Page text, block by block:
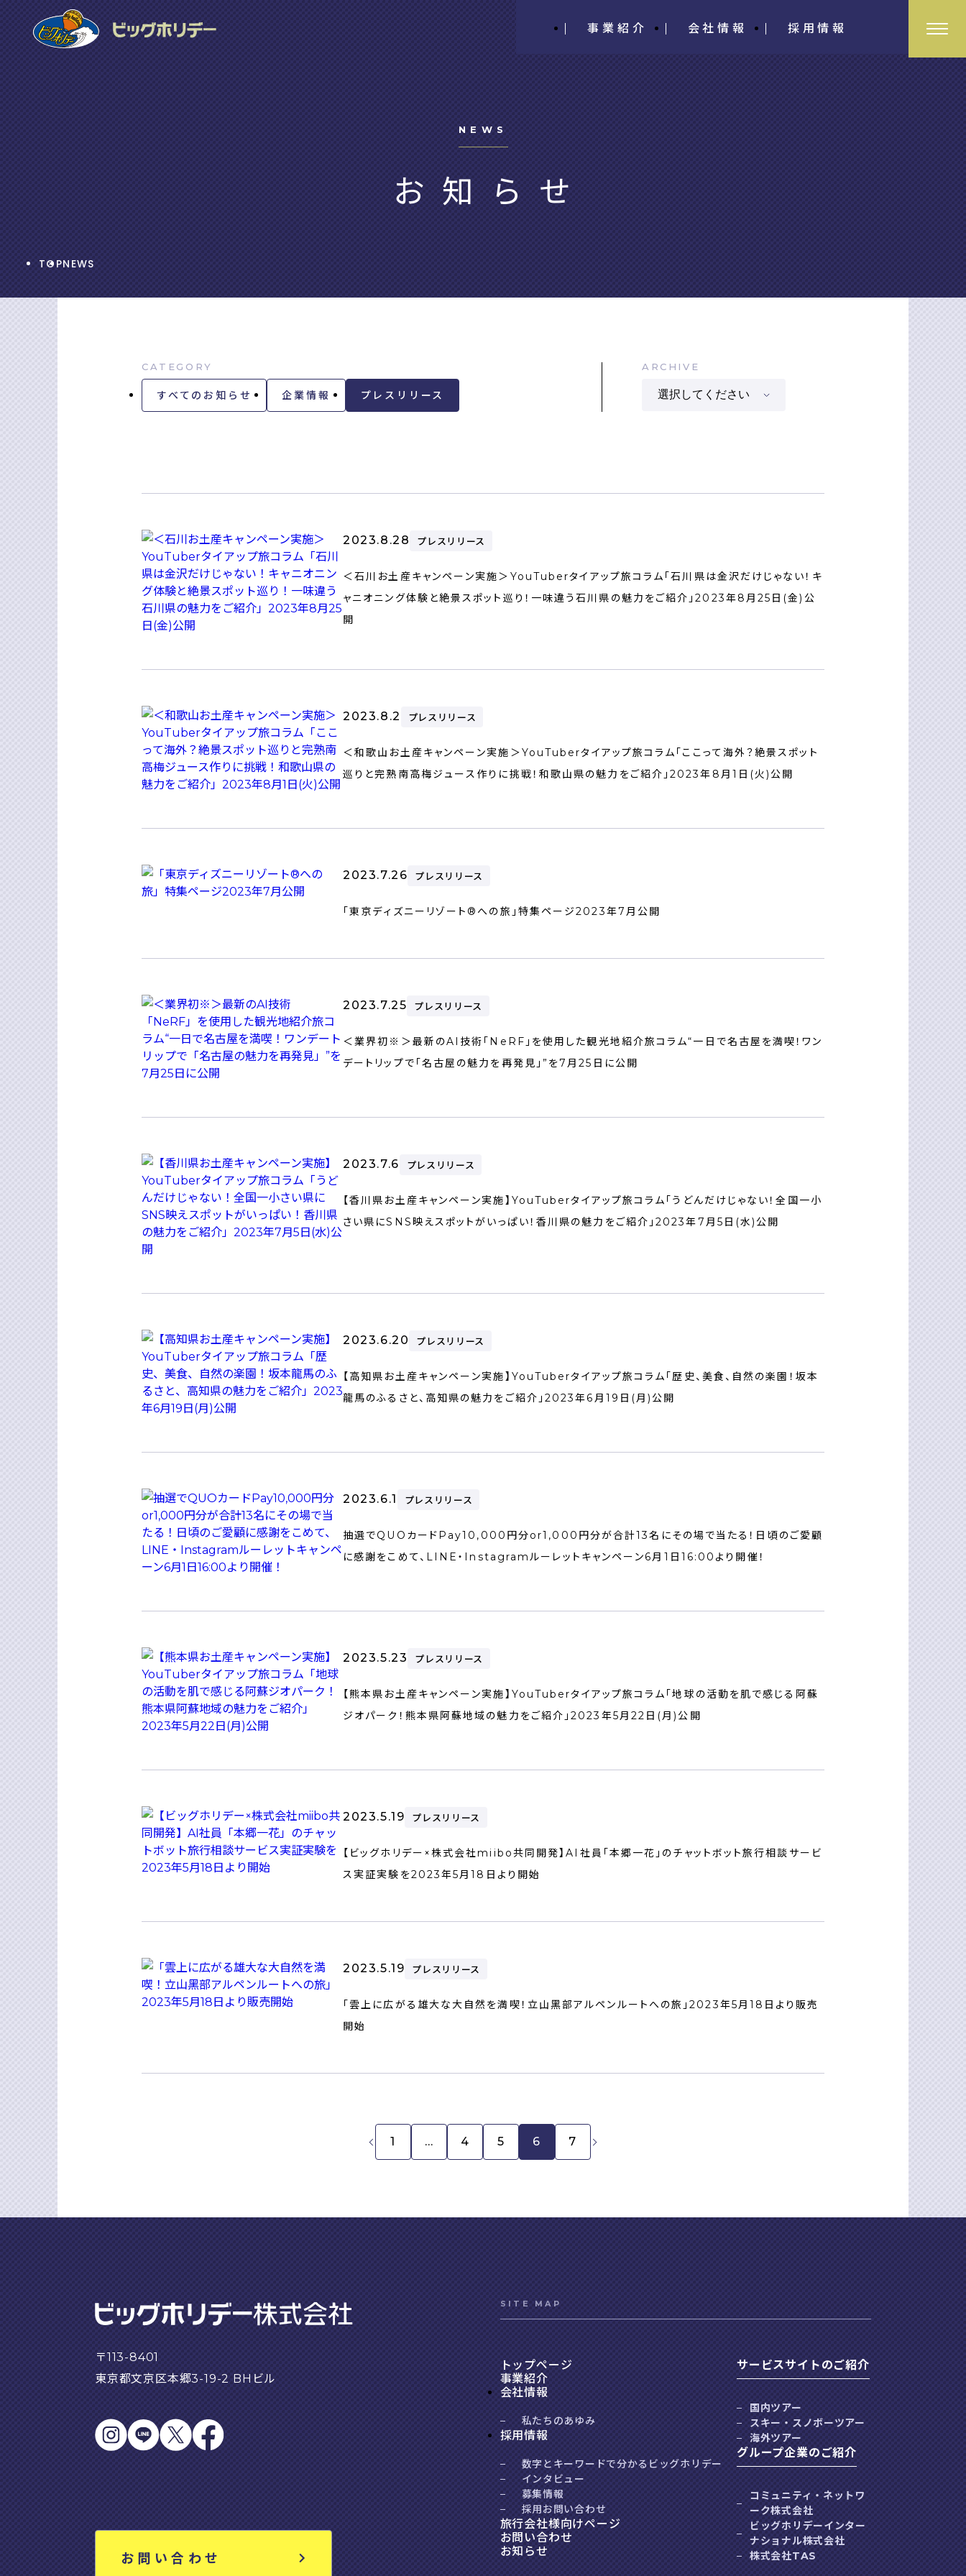
事業紹介 会社情報 採用情報
NEWS
お知らせ
TOPNEWS
CATEGORY
すべてのお知らせ 企業情報 プレスリリース
ARCHIVE
2023.8.28 プレスリリース
＜石川お土産キャンペーン実施＞YouTuberタイアップ旅コラム「石川県は金沢だけじゃない！キ
ャニオニング体験と絶景スポット巡り！一味違う石川県の魅力をご紹介」2023年8月25日(金)公
開
2023.8.2 プレスリリース
＜和歌山お土産キャンペーン実施＞YouTuberタイアップ旅コラム「ここって海外？絶景スポット
巡りと完熟南高梅ジュース作りに挑戦！和歌山県の魅力をご紹介」2023年8月1日(火)公開
2023.7.26 プレスリリース
「東京ディズニーリゾート®への旅」特集ページ2023年7月公開
2023.7.25 プレスリリース
＜業界初※＞最新のAI技術「NeRF」を使用した観光地紹介旅コラム“一日で名古屋を満喫！ワン
デートリップで「名古屋の魅力を再発見」”を7月25日に公開
2023.7.6 プレスリリース
【香川県お土産キャンペーン実施】YouTuberタイアップ旅コラム「うどんだけじゃない！全国一小
さい県にSNS映えスポットがいっぱい！香川県の魅力をご紹介」2023年7月5日(水)公開
2023.6.20 プレスリリース
【高知県お土産キャンペーン実施】YouTuberタイアップ旅コラム「歴史、美食、自然の楽園！坂本
龍馬のふるさと、高知県の魅力をご紹介」2023年6月19日(月)公開
2023.6.1 プレスリリース
抽選でQUOカードPay10,000円分or1,000円分が合計13名にその場で当たる！日頃のご愛顧
に感謝をこめて、LINE・Instagramルーレットキャンペーン6月1日16:00より開催！
2023.5.23 プレスリリース
【熊本県お土産キャンペーン実施】YouTuberタイアップ旅コラム「地球の活動を肌で感じる阿蘇
ジオパーク！熊本県阿蘇地域の魅力をご紹介」2023年5月22日(月)公開
2023.5.19 プレスリリース
【ビッグホリデー×株式会社miibo共同開発】AI社員「本郷⼀花」のチャットボット旅⾏相談サービ
ス実証実験を2023年5⽉18⽇より開始
2023.5.19 プレスリリース
「雲上に広がる雄⼤な⼤⾃然を満喫！⽴⼭⿊部アルペンルートへの旅」2023年5⽉18⽇より販売
開始
1 … 4 5 6 7
SITE MAP
トップページ
事業紹介
会社情報
私たちのあゆみ
採用情報
数字とキーワードで分かるビッグホリデー
インタビュー
募集情報
採用お問い合わせ
旅行会社様向けページ
お問い合わせ
お知らせ
サービスサイトのご紹介
国内ツアー
スキー・スノボーツアー
海外ツアー
グループ企業のご紹介
コミュニティ・ネットワ
ーク株式会社
ビッグホリデーインター
ナショナル株式会社
株式会社TAS
〒113-8401
東京都文京区本郷3-19-2 BHビル
お問い合わせ